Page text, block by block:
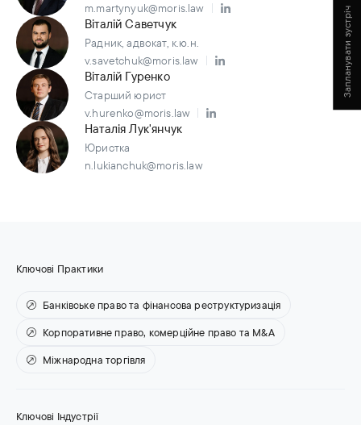
m.martynyuk@moris.law
Віталій Саветчук
Радник, адвокат, к.ю.н.
v.savetchuk@moris.law
Віталій Гуренко
Старший юрист
v.hurenko@moris.law
Наталія Лук'янчук
Юристка
n.lukianchuk@moris.law
Ключові Практики
Банківське право та фінансова реструктуризація
Корпоративне право, комерційне право та M&A
Міжнародна торгівля
Ключові Індустрії
Запланувати зустріч